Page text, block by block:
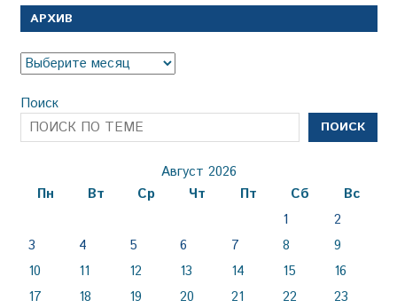
АРХИВ
Архив
Поиск
ПОИСК
Август 2026
Пн
Вт Ср Чт Пт Сб
Вс
1
2
3
4 5 6 7 8
9
10
11 12 13 14 15
16
17
18 19 20 21 22
23